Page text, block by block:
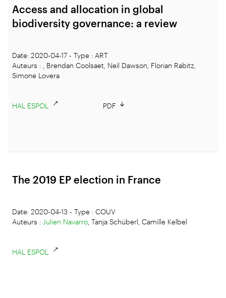
Access and allocation in global
biodiversity governance: a review
Date: 2020-04-17 - Type : ART
Auteurs : , Brendan Coolsaet, Neil Dawson, Florian Rabitz,
Simone Lovera
HAL ESPOL PDF
The 2019 EP election in France
Date: 2020-04-13 - Type : COUV
Auteurs : Julien Navarro , Tanja Schüberl, Camille Kelbel
HAL ESPOL